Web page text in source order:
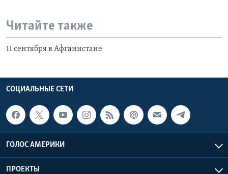
Читайте также
11 сентября в Афганистане
СОЦИАЛЬНЫЕ СЕТИ
ГОЛОС АМЕРИКИ
ПРОЕКТЫ